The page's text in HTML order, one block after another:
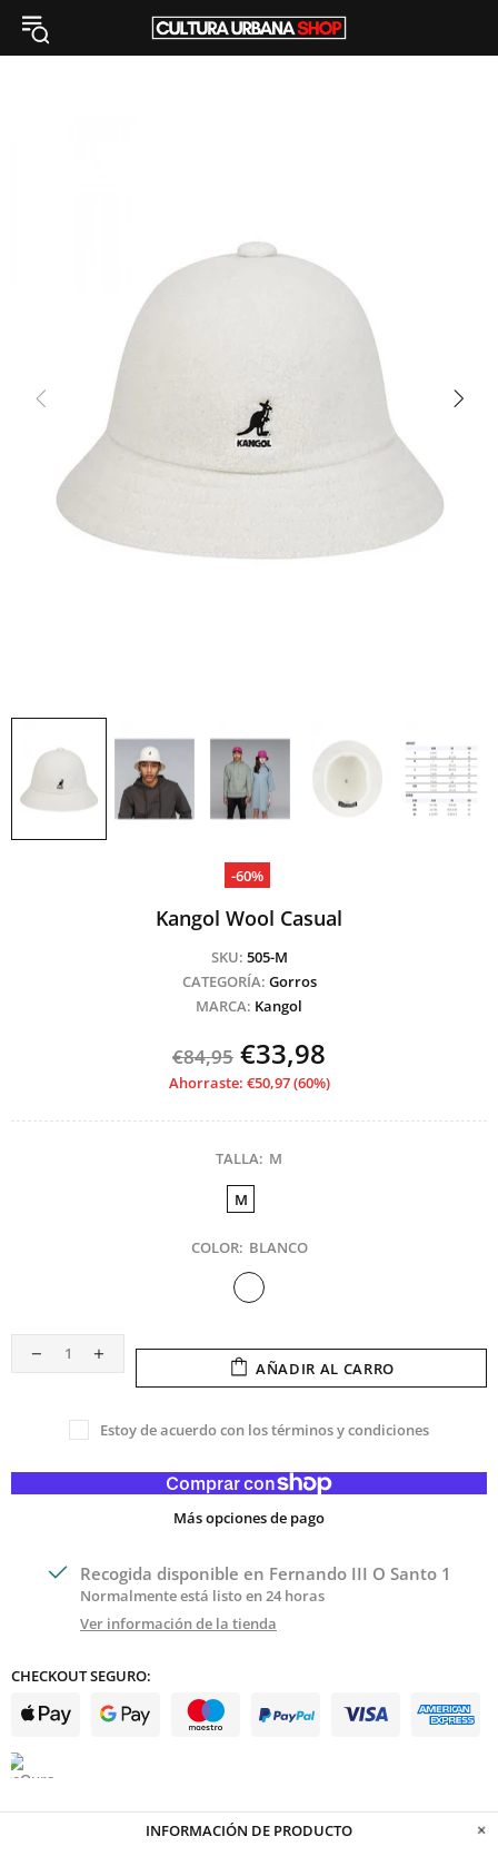
-60%
Kangol Wool Casual
SKU: 505-M
CATEGORÍA: Gorros
MARCA: Kangol
€84,95 €33,98
Ahorraste: €50,97 (60%)
TALLA: M
M
COLOR: BLANCO
AÑADIR AL CARRO
Estoy de acuerdo con los términos y condiciones
Más opciones de pago
Recogida disponible en Fernando III O Santo 1
Normalmente está listo en 24 horas
Ver información de la tienda
CHECKOUT SEGURO:
INFORMACIÓN DE PRODUCTO